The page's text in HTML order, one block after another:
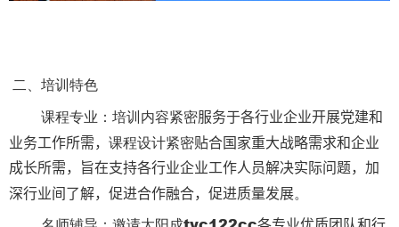
二、培训特色‌
课程专业‌：培训内容紧密服务于各行业企业开展党建和
业务工作所需， 课程设计紧密贴合国家重大战略需求和企业
成长所需，旨在支持各行业企业工作人员解决实际问题，加
深行业间了解，促进合作融合，促进质量发展。